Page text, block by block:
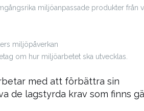
miljöanpassade produkter från
miljöpåverkan
om hur miljöarbetet ska utvecklas.
med att förbättra sin
de lagstyrda krav som finns